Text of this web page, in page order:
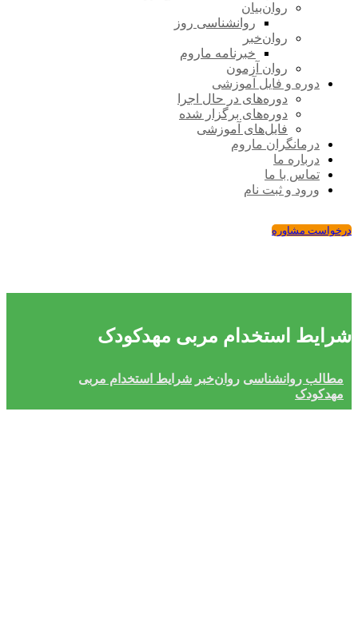
روان‌بیان
روانشناسی روز
روان‌خبر
خبرنامه ماروم
روان آزمون
دوره و فایل آموزشی
دوره‌های در حال اجرا
دوره‌های برگزار شده
فایل‌های آموزشی
درمانگران ماروم
درباره ما
تماس با ما
ورود و ثبت نام
درخواست مشاوره
شرایط استخدام مربی مهدکودک
مطالب روانشناسی روان‌خبر شرایط استخدام مربی
مهدکودک